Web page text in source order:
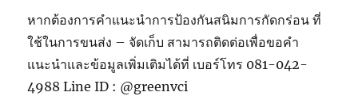
หากต้องการคำแนะนำการป้องกันสนิมการกัดกร่อน ที่
ใช้ในการขนส่ง – จัดเก็บ สามารถติดต่อเพื่อขอคำ
แนะนำและข้อมูลเพิ่มเติมได้ที่ เบอร์โทร 081-042-
4988 Line ID : @greenvci